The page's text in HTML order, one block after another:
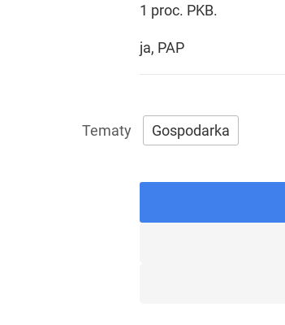
1 proc. PKB.
ja, PAP
Gospodarka